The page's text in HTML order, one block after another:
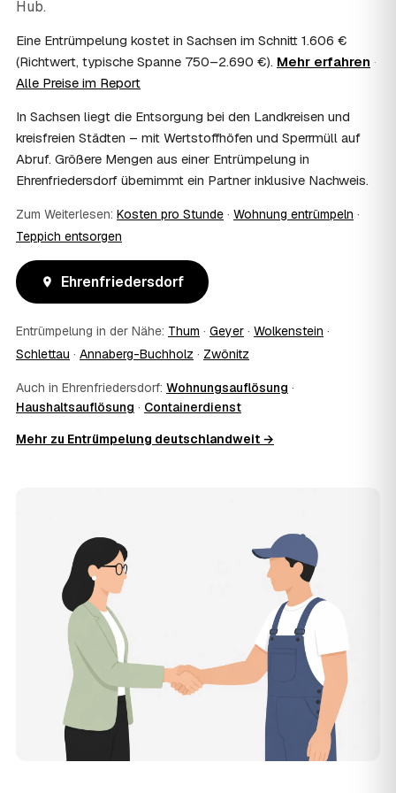
Kosten?
Im Einzelfall ist das möglich — etwa bei einer
Wohnungsauflösung im Rahmen von Sozialhilfe oder
einem vom Amt veranlassten Umzug. Wichtig: Den Antrag
stellen Sie vor Auftragserteilung beim zuständigen Amt
und holen die Kostenübernahme schriftlich ein. AWL
Zentrum vermittelt die Entrümpler, entscheidet aber nicht
08 Bekomme ich einen Entsorgungsnachweis?
stellen auf Wunsch einen Entsorgungsnachweis aus —
wichtig zum Beispiel für Vermieter, Nachlassverwaltung
oder die eigene Dokumentation.
09
Muss ich bei der Entrümpelung anwesend sein?
Nicht zwingend. Viele Kunden in Ehrenfriedersdorf sind
nur zur Übergabe und zum Abschluss vor Ort; den
genauen Ablauf — etwa die Schlüsselübergabe —
10 Was ist im Festpreis enthalten?
Der Festpreis deckt in der Regel das komplette
Ausräumen, Tragen und Verladen, den Transport sowie die
besenreiner Übergabe. Es gibt keine versteckten
Zentrum ist Vermittler: Sie schildern einmal, was raus
muss, und erhalten mehrere Festpreis-Angebote geprüfter
Entrümpler aus Ehrenfriedersdorf zum Vergleichen.
Bezahlt wird nur der Entrümpler, den Sie selbst
auswählen.
Was kostet die Entrümpelung einer normalen
Wohnung in Ehrenfriedersdorf?
Für eine durchschnittliche Wohnung mit rund 65 m² liegen
die Kosten in Ehrenfriedersdorf bei etwa 1.840 €, das
entspricht im Schnitt rund 31,3 € je Quadratmeter.
Zugänglichkeit (Etage, Aufzug), Menge und Sperrmüllanteil
verschieben den Preis nach oben oder unten — den
Hub.
Eine Entrümpelung kostet in Sachsen im Schnitt 1.606 €
(Richtwert, typische Spanne 750–2.690 €). Mehr erfahren ·
Alle Preise im Report
In Sachsen liegt die Entsorgung bei den Landkreisen und
kreisfreien Städten – mit Wertstoffhöfen und Sperrmüll auf
Abruf. Größere Mengen aus einer Entrümpelung in
Ehrenfriedersdorf übernimmt ein Partner inklusive Nachweis.
Zum Weiterlesen: Kosten pro Stunde · Wohnung entrümpeln ·
Teppich entsorgen
Ehrenfriedersdorf
Entrümpelung in der Nähe: Thum · Geyer · Wolkenstein ·
Schlettau · Annaberg-Buchholz · Zwönitz
Auch in Ehrenfriedersdorf: Wohnungsauflösung ·
Haushaltsauflösung · Containerdienst
Mehr zu Entrümpelung deutschlandweit →